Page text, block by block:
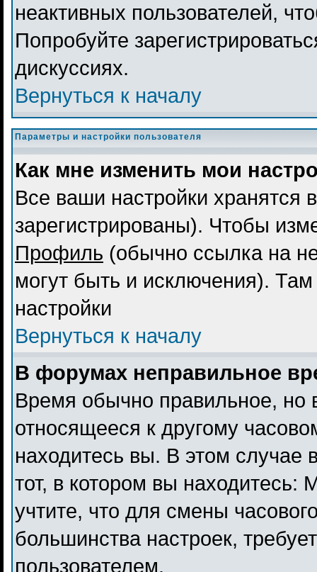
неактивных пользователей,
Попробуйте
дискуссиях.
Вернуться к началу
Параметры и настройки пользователя
Как мне изменить мои
Все ваши настройки хранятся
зарегистрированы). Чтобы
Профиль (обычно ссылка на
могут быть и исключения).
настройки
Вернуться к началу
В форумах неправильное
Время обычно правильное, но
относящееся к другому
находитесь вы. В этом случае
тот, в котором вы находитесь:
учтите, что для смены
большинства настроек,
пользователем.